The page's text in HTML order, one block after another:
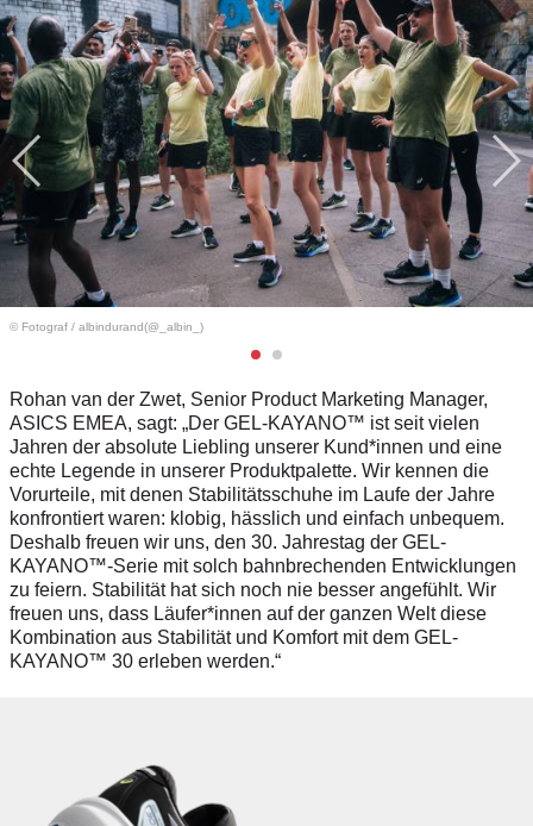
© Fotograf / albindurand(@_albin_)
Rohan van der Zwet, Senior Product Marketing Manager,
ASICS EMEA, sagt: „Der GEL-KAYANO™ ist seit vielen
Jahren der absolute Liebling unserer Kund*innen und eine
echte Legende in unserer Produktpalette. Wir kennen die
Vorurteile, mit denen Stabilitätsschuhe im Laufe der Jahre
konfrontiert waren: klobig, hässlich und einfach unbequem.
Deshalb freuen wir uns, den 30. Jahrestag der GEL-
KAYANO™-Serie mit solch bahnbrechenden Entwicklungen
zu feiern. Stabilität hat sich noch nie besser angefühlt. Wir
freuen uns, dass Läufer*innen auf der ganzen Welt diese
Kombination aus Stabilität und Komfort mit dem GEL-
KAYANO™ 30 erleben werden.“